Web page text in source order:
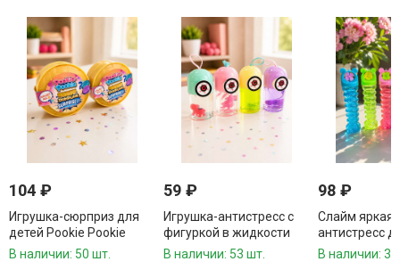
104 ₽
Игрушка-сюрприз для
детей Pookie Pookie
Dumpling Surprise
В наличии: 50 шт.
59 ₽
Игрушка-антистресс с
фигуркой в жидкости
«Глазик»
В наличии: 53 шт.
98 ₽
Слайм яркая
антистресс
В наличии: